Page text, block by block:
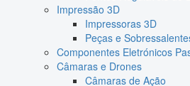
Impressão 3D
Impressoras 3D
Peças e
Componentes Eletrónicos
Câmaras e Drones
Câmaras de Ação